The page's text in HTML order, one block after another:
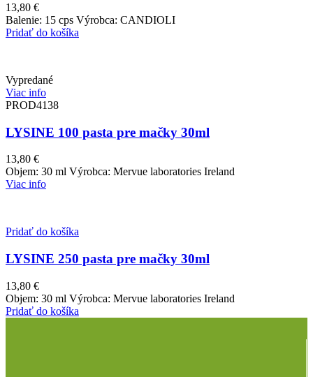
13,80 €
Balenie: 15 cps Výrobca: CANDIOLI
Pridať do košíka
Vypredané
Viac info
PROD4138
LYSINE 100 pasta pre mačky 30ml
13,80 €
Objem: 30 ml Výrobca: Mervue laboratories Ireland
Viac info
Pridať do košíka
LYSINE 250 pasta pre mačky 30ml
13,80 €
Objem: 30 ml Výrobca: Mervue laboratories Ireland
Pridať do košíka